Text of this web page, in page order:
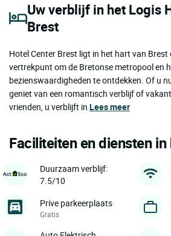
Uw verblijf in het Logis
Brest
Hotel Center Brest ligt in het hart van Brest
vertrekpunt om de Bretonse metropool en
bezienswaardigheden te ontdekken. Of u
geniet van een romantisch verblijf of
vrienden, u verblijft in Lees meer
Faciliteiten en diensten
Duurzaam verblijf:
7.5/10
Prive parkeerplaats
Gratis